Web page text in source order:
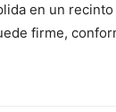
en un
firme,